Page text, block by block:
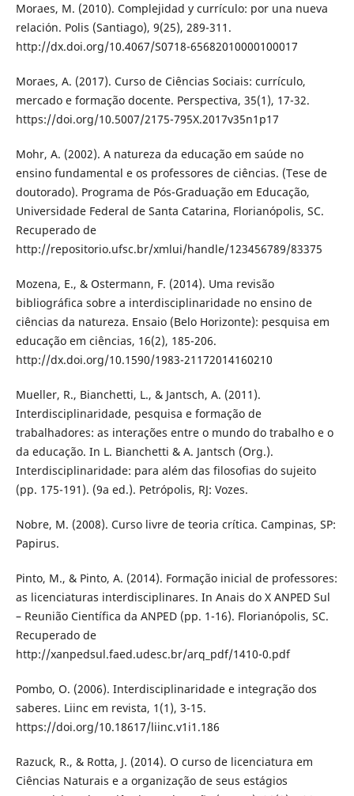
Moraes, M. (2010). Complejidad y currículo: por una nueva
relación. Polis (Santiago), 9(25), 289-311.
http://dx.doi.org/10.4067/S0718-65682010000100017
Moraes, A. (2017). Curso de Ciências Sociais: currículo,
mercado e formação docente. Perspectiva, 35(1), 17-32.
https://doi.org/10.5007/2175-795X.2017v35n1p17
Mohr, A. (2002). A natureza da educação em saúde no
ensino fundamental e os professores de ciências. (Tese de
doutorado). Programa de Pós-Graduação em Educação,
Universidade Federal de Santa Catarina, Florianópolis, SC.
Recuperado de
http://repositorio.ufsc.br/xmlui/handle/123456789/83375
Mozena, E., & Ostermann, F. (2014). Uma revisão
bibliográfica sobre a interdisciplinaridade no ensino de
ciências da natureza. Ensaio (Belo Horizonte): pesquisa em
educação em ciências, 16(2), 185-206.
http://dx.doi.org/10.1590/1983-21172014160210
Mueller, R., Bianchetti, L., & Jantsch, A. (2011).
Interdisciplinaridade, pesquisa e formação de
trabalhadores: as interações entre o mundo do trabalho e o
da educação. In L. Bianchetti & A. Jantsch (Org.).
Interdisciplinaridade: para além das filosofias do sujeito
(pp. 175-191). (9a ed.). Petrópolis, RJ: Vozes.
Nobre, M. (2008). Curso livre de teoria crítica. Campinas, SP:
Papirus.
Pinto, M., & Pinto, A. (2014). Formação inicial de professores:
as licenciaturas interdisciplinares. In Anais do X ANPED Sul
– Reunião Científica da ANPED (pp. 1-16). Florianópolis, SC.
Recuperado de
http://xanpedsul.faed.udesc.br/arq_pdf/1410-0.pdf
Pombo, O. (2006). Interdisciplinaridade e integração dos
saberes. Liinc em revista, 1(1), 3-15.
https://doi.org/10.18617/liinc.v1i1.186
Razuck, R., & Rotta, J. (2014). O curso de licenciatura em
Ciências Naturais e a organização de seus estágios